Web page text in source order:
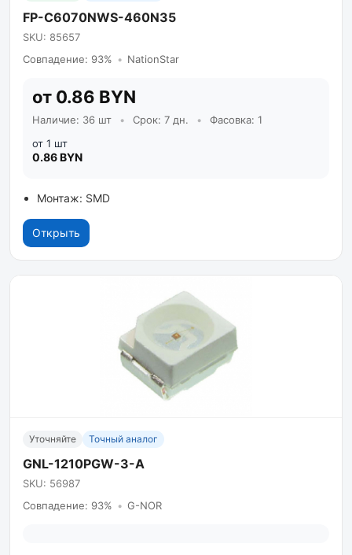
FP-C6070NWS-460N35
SKU: 85657
Совпадение: 93% • NationStar
от 0.86 BYN
Наличие: 36 шт • Срок: 7 дн. •
Фасовка: 1
от 1 шт
0.86 BYN
Монтаж: SMD
Открыть
Уточняйте Точный аналог
GNL-1210PGW-3-A
SKU: 56987
Совпадение: 93% • G-NOR